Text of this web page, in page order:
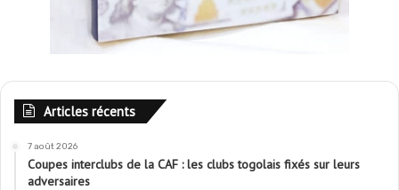
Articles récents
7 août 2026
Coupes interclubs de la CAF : les clubs togolais fixés sur leurs
adversaires